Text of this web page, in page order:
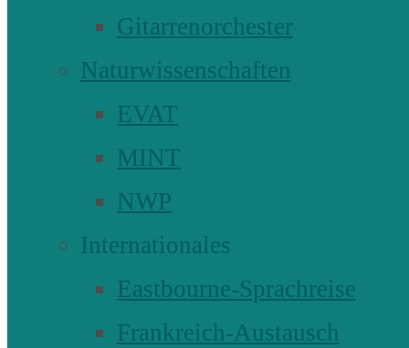
Gitarrenorchester
Naturwissenschaften
EVAT
MINT
NWP
Internationales
Eastbourne-Sprachreise
Frankreich-Austausch